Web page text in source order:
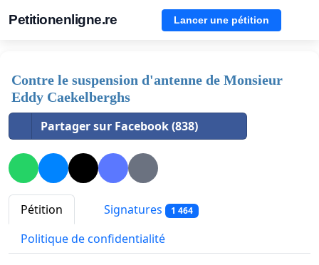
Petitionenligne.re Lancer une pétition
Contre le suspension d'antenne de Monsieur
Eddy Caekelberghs
Partager sur Facebook (838)
Pétition Signatures 1 464
Politique de confidentialité